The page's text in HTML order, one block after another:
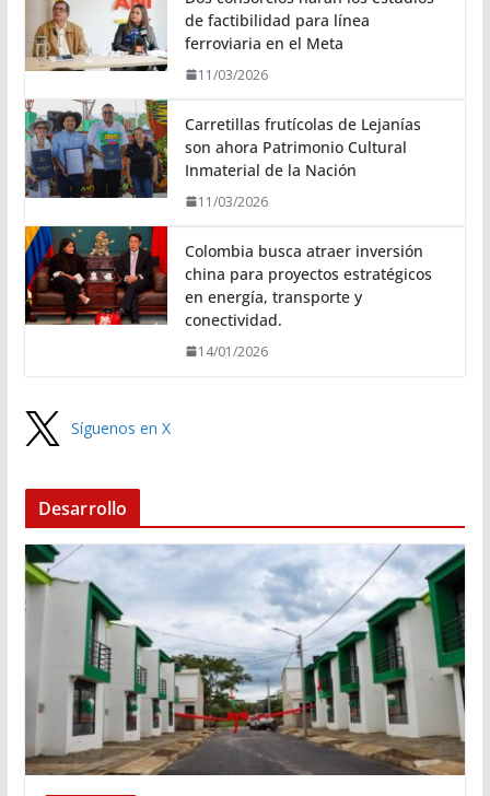
de factibilidad para línea
ferroviaria en el Meta
11/03/2026
Carretillas frutícolas de Lejanías
son ahora Patrimonio Cultural
Inmaterial de la Nación
11/03/2026
Colombia busca atraer inversión
china para proyectos estratégicos
en energía, transporte y
conectividad.
14/01/2026
Síguenos en X
Desarrollo